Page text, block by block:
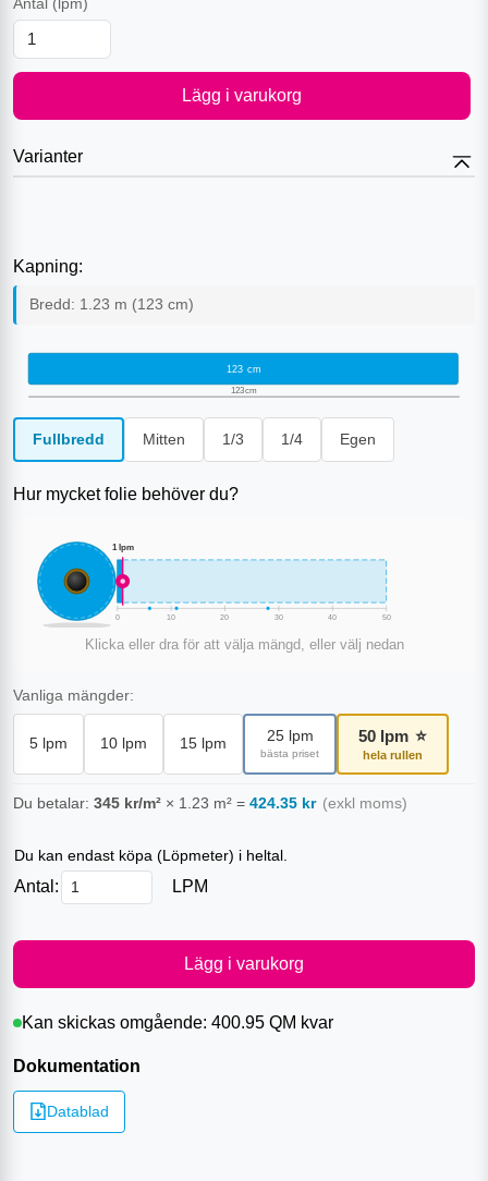
Antal (lpm)
Lägg i varukorg
Varianter
Kapning:
Bredd: 1.23 m (123 cm)
123 cm
123cm
Fullbredd Mitten 1/3 1/4 Egen
Hur mycket folie behöver du?
1 lpm
0 10 20 30 40 50
Klicka eller dra för att välja mängd, eller välj nedan
Vanliga mängder:
5 lpm 10 lpm 15 lpm 25lpm
bästa priset
50 lpm ⭐
hela rullen
Du betalar: 345 kr/m² × 1.23 m² = 424.35 kr (exkl moms)
Du kan endast köpa (Löpmeter) i heltal.
Antal: LPM
Lägg i varukorg
Kan skickas omgående: 400.95 QM kvar
Dokumentation
Datablad